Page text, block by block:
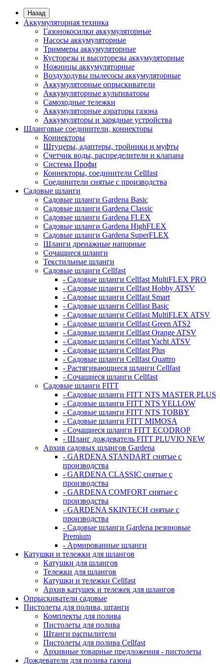
Назад
Аккумуляторная техника
Газонокосилки аккумуляторные
Насосы аккумуляторные
Триммеры аккумуляторные
Кусторезы и высоторезы аккумуляторные
Ножницы аккумуляторные
Воздуходувы пылесосы аккумуляторные
Аккумуляторные опрыскиватели
Аккумуляторные культиваторы
Самоходные тележки
Аккумуляторные аэраторы газона
Аккумуляторы и зарядные устройства
Шланговые соединители, коннекторы
Коннекторы
Штуцеры, адаптеры, тройники и муфты
Счетчик воды, распределители и клапана
Система Профи
Коннекторы, соединители Cellfast
Соединители снятые с производства
Садовые шланги
Садовые шланги Gardena Basic
Садовые шланги Gardena Classic
Садовые шланги Gardena FLEX
Садовые шланги Gardena HighFLEX
Садовые шланги Gardena SuperFLEX
Шланги дренажные напорные
Сочащиеся шланги
Текстильные шланги
Садовые шланги Cellfast
- Садовые шланги Cellfast MultiFLEX PRO
- Садовые шланги Cellfast Hobby ATSV
- Садовые шланги Cellfast Smart
- Садовые шланги Cellfast Basic
- Садовые шланги Cellfast MultiFLEX ATSV
- Садовые шланги Cellfast Green ATS2
- Садовые шланги Cellfast Orange ATSV
- Садовые шланги Cellfast Yacht ATSV
- Садовые шланги Cellfast Plus
- Садовые шланги Cellfast Quattro
- Растягивающиеся шланги Cellfast
- Сочащиеся шланги Cellfast
Садовые шланги FITT
- Садовые шланги FITT NTS MASTER PLUS
- Садовые шланги FITT NTS YELLOW
- Садовые шланги FITT NTS TOBBY
- Садовые шланги FITT MIMOSA
- Сочащиеся шланги FITT ECODROP
- Шланг дождеватель FITT PLUVIO NEW
Архив садовых шлангов Gardena
- GARDENA STANDART снятые с
производства
- GARDENA CLASSIC снятые с
производства
- GARDENA COMFORT снятые с
производства
- GARDENA SKINTECH снятые с
производства
- Садовые шланги Gardena резиновые
Premium
- Армированные шланги
Катушки и тележки для шлангов
Катушки для шлангов
Тележки для шлангов
Катушки и тележки Cellfast
Архив катушек и тележек для шлангов
Опрыскиватели садовые
Пистолеты для полива, штанги
Комплекты для полива
Пистолеты для полива
Штанги распылители
Пистолеты для полива Cellfast
Архивные товарные предложения - пистолеты
Дождеватели для полива газона